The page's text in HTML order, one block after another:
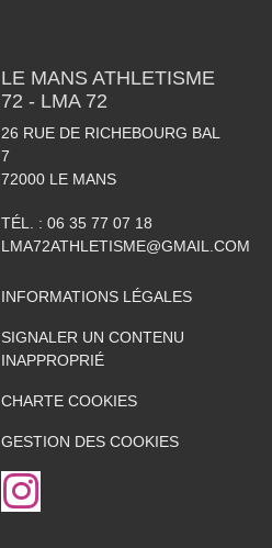
LE MANS ATHLETISME
72 - LMA 72
26 RUE DE RICHEBOURG BAL
7
72000 LE MANS
TÉL. : 06 35 77 07 18
LMA72ATHLETISME@GMAIL.COM
INFORMATIONS LÉGALES
SIGNALER UN CONTENU
INAPPROPRIÉ
CHARTE COOKIES
GESTION DES COOKIES